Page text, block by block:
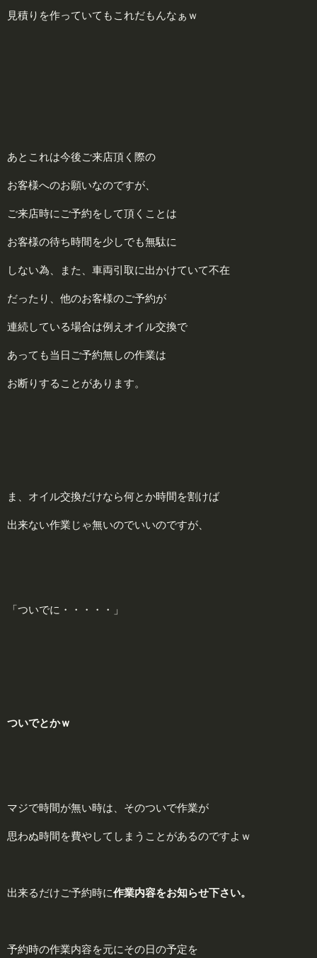
見積りを作っていてもこれだもんなぁｗ
あとこれは今後ご来店頂く際の
お客様へのお願いなのですが、
ご来店時にご予約をして頂くことは
お客様の待ち時間を少しでも無駄に
しない為、また、車両引取に出かけていて不在
だったり、他のお客様のご予約が
連続している場合は例えオイル交換で
あっても当日ご予約無しの作業は
お断りすることがあります。
ま、オイル交換だけなら何とか時間を割けば
出来ない作業じゃ無いのでいいのですが、
「ついでに・・・・・」
ついでとかｗ
マジで時間が無い時は、そのついで作業が
思わぬ時間を費やしてしまうことがあるのですよｗ
出来るだけご予約時に作業内容をお知らせ下さい。
予約時の作業内容を元にその日の予定を